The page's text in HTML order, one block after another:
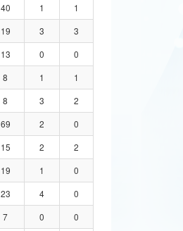
40 1
1
19 3
3
13 0
0
8 1
1
8 3
2
69 2
0
15 2
2
19 1
0
23 4
0
7 0
0